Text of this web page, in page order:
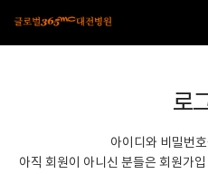
로
아이디와 비밀번
아직 회원이 아니신 분들은 회원가